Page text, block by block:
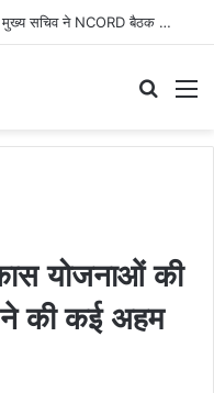
एमबीबीएस सीटों को दी मंजूरी
योजनाओं की
ने की कई अहम